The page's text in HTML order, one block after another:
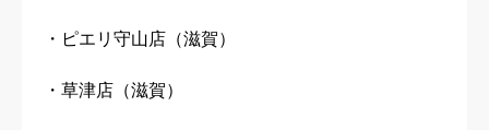
・ピエリ守山店（滋賀）
・草津店（滋賀）